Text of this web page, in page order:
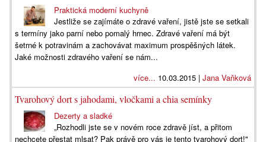
Praktická moderní kuchyně
Jestliže se zajímáte o zdravé vaření, jistě jste se setkali
s termíny jako parní nebo pomalý hrnec. Zdravé vaření má být
šetrné k potravinám a zachovávat maximum prospěšných látek.
Jaké možnosti zdravého vaření se nám...
více... 10.03.2015 | Jana Vaňková
Tvarohový dort s jahodami, vločkami a chia semínky
Dezerty a sladké
„Rozhodli jste se v novém roce zdravě jíst, a přitom
nechcete přestat mlsat? Pak právě pro vás je tento tvarohový dort!"